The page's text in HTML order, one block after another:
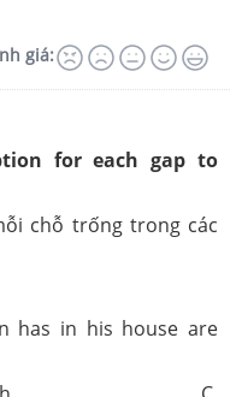
giá:
for each gap to
chỗ trống trong các
has in his house are